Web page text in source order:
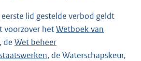
lid gestelde verbod geldt
voorzover hetWetboek van
, de Wet beheer
, de Waterschapskeur,